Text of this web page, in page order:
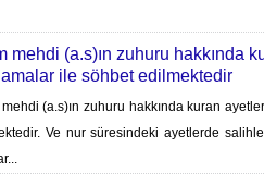
mehdi (a.s)ın zuhuru hakkında
ile söhbet edilmektedir
mehdi (a.s)ın zuhuru hakkında kuran
Ve nur süresindeki ayetlerde